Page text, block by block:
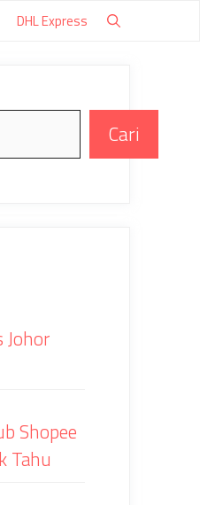
DHL Express
Cari
Johor
Shopee
Tahu